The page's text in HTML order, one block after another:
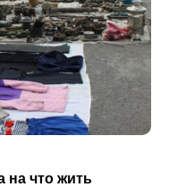
на что жить